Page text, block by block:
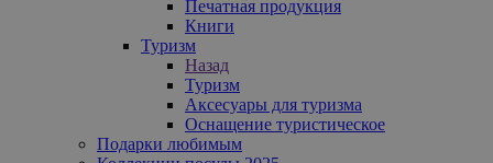
Печатная продукция
Книги
Туризм
Назад
Туризм
Аксесуары для туризма
Оснащение туристическое
Подарки любимым